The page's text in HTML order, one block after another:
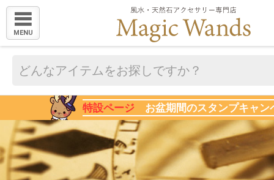
MENU
特設ページ お盆期間のスタンプキャン